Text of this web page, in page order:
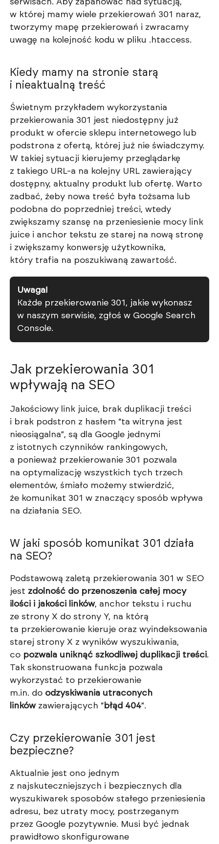
serwisach. Aby zapanować nad sytuacją,
w której mamy wiele przekierowań 301 naraz,
tworzymy mapę przekierowań i zwracamy
uwagę na kolejność kodu w pliku .htaccess.
Kiedy mamy na stronie starą
i nieaktualną treść
Świetnym przykładem wykorzystania
przekierowania 301 jest niedostępny już
produkt w ofercie sklepu internetowego lub
podstrona z ofertą, której już nie świadczymy.
W takiej sytuacji kierujemy przeglądarkę
z takiego URL-a na kolejny URL zawierający
dostępny, aktualny produkt lub ofertę. Warto
zadbać, żeby nowa treść była tożsama lub
podobna do poprzedniej treści, wtedy
zwiększamy szansę na przeniesienie mocy link
juice i anchor tekstu ze starej na nową stronę
i zwiększamy konwersję użytkownika,
który trafia na poszukiwaną zawartość.
Uwaga!
Każde przekierowanie 301, jakie wykonasz
w naszym serwisie, zgłoś w Google Search
Console.
Jak przekierowania 301
wpływają na SEO
Jakościowy link juice, brak duplikacji treści
i brak podstron z hasłem “ta witryna jest
nieosiągalna”, są dla Google jednymi
z istotnych czynników rankingowych,
a ponieważ przekierowanie 301 pozwala
na optymalizację wszystkich tych trzech
elementów, śmiało możemy stwierdzić,
że komunikat 301 w znaczący sposób wpływa
na działania SEO.
W jaki sposób komunikat 301 działa
na SEO?
Podstawową zaletą przekierowania 301 w SEO
jest zdolność do przenoszenia całej mocy
ilości i jakości linków, anchor tekstu i ruchu
ze strony X do strony Y, na którą
ta przekierowanie kieruje oraz wyindeksowania
starej strony X z wyników wyszukiwania,
co pozwala uniknąć szkodliwej duplikacji treści.
Tak skonstruowana funkcja pozwala
wykorzystać to przekierowanie
m.in. do odzyskiwania utraconych
linkówzawierających “ błąd 404”.
Czy przekierowanie 301 jest
bezpieczne?
Aktualnie jest ono jednym
z najskuteczniejszych i bezpiecznych dla
wyszukiwarek sposobów stałego przeniesienia
adresu, bez utraty mocy, postrzeganym
przez Google pozytywnie. Musi być jednak
prawidłowo skonfigurowane